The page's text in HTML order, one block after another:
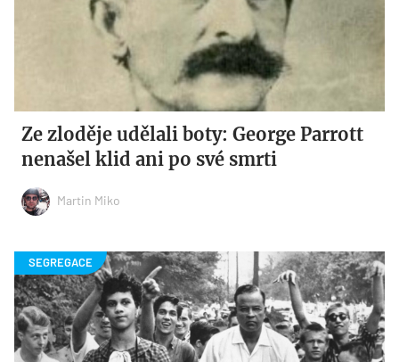
Ze zloděje udělali boty: George Parrott
nenašel klid ani po své smrti
Martin Miko